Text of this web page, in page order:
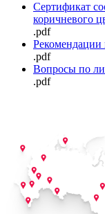
Сертификат
коричневого
.pdf
Рекомендации
.pdf
Вопросы по
.pdf